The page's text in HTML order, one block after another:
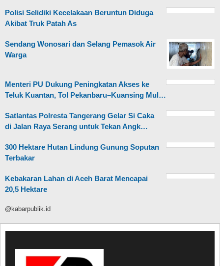
Polisi Selidiki Kecelakaan Beruntun Diduga
Akibat Truk Patah As
Sendang Wonosari dan Selang Pemasok Air
Warga
Menteri PU Dukung Peningkatan Akses ke
Teluk Kuantan, Tol Pekanbaru–Kuansing Mul…
Satlantas Polresta Tangerang Gelar Si Caka
di Jalan Raya Serang untuk Tekan Angk…
300 Hektare Hutan Lindung Gunung Soputan
Terbakar
Kebakaran Lahan di Aceh Barat Mencapai
20,5 Hektare
@kabarpublik.id